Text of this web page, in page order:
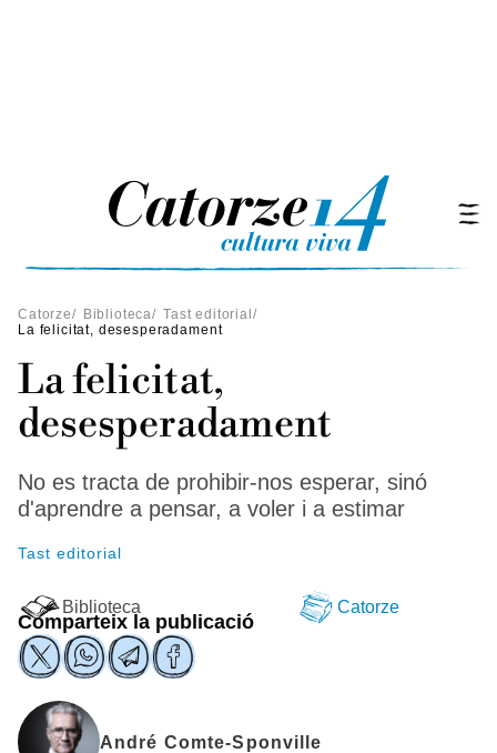
Catorze/ Biblioteca/ Tast editorial /
La felicitat, desesperadament
La felicitat,
desesperadament
No es tracta de prohibir-nos esperar, sinó
d'aprendre a pensar, a voler i a estimar
Tast editorial
Biblioteca Catorze
Comparteix la publicació
André Comte-Sponville